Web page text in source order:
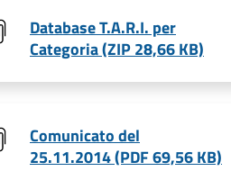
Database T.A.R.I. per
Categoria (ZIP 28,66 KB)
Comunicato del
25.11.2014 (PDF 69,56 KB)